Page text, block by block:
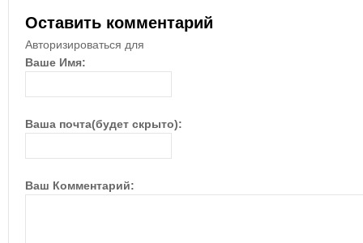
Оставить комментарий
Авторизироваться для
Ваше Имя:
Ваша почта(будет скрыто):
Ваш Комментарий: